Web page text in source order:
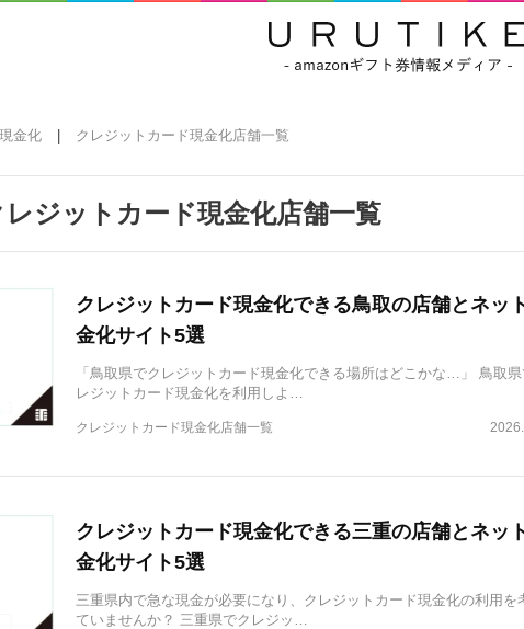
金化 クレジットカード現金化店舗一覧
レジットカード現金化店舗一覧
クレジットカード現金化できる鳥取の店舗とネッ
金化サイト5選
「鳥取県でクレジットカード現金化できる場所はどこかな…」 鳥取県
レジットカード現金化を利用しよ…
クレジットカード現金化店舗一覧
クレジットカード現金化できる三重の店舗とネッ
金化サイト5選
三重県内で急な現金が必要になり、クレジットカード現金化の利用を
ていませんか？ 三重県でクレジッ…